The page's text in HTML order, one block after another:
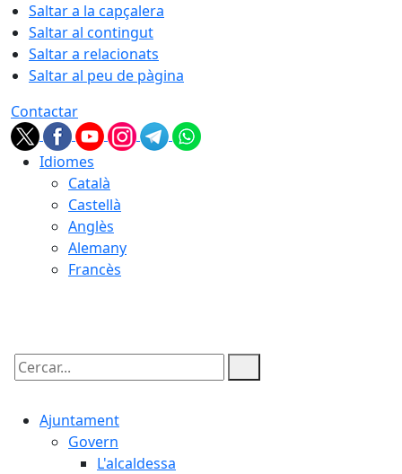
Saltar a la capçalera
Saltar al contingut
Saltar a relacionats
Saltar al peu de pàgina
Contactar
Idiomes
Català
Castellà
Anglès
Alemany
Francès
Cercar:
Ajuntament
Govern
L'alcaldessa